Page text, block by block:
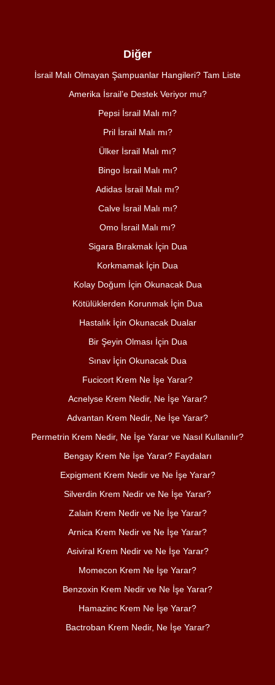
Diğer
İsrail Malı Olmayan Şampuanlar Hangileri? Tam Liste
Amerika İsrail’e Destek Veriyor mu?
Pepsi İsrail Malı mı?
Pril İsrail Malı mı?
Ülker İsrail Malı mı?
Bingo İsrail Malı mı?
Adidas İsrail Malı mı?
Calve İsrail Malı mı?
Omo İsrail Malı mı?
Sigara Bırakmak İçin Dua
Korkmamak İçin Dua
Kolay Doğum İçin Okunacak Dua
Kötülüklerden Korunmak İçin Dua
Hastalık İçin Okunacak Dualar
Bir Şeyin Olması İçin Dua
Sınav İçin Okunacak Dua
Fucicort Krem Ne İşe Yarar?
Acnelyse Krem Nedir, Ne İşe Yarar?
Advantan Krem Nedir, Ne İşe Yarar?
Permetrin Krem Nedir, Ne İşe Yarar ve Nasıl Kullanılır?
Bengay Krem Ne İşe Yarar? Faydaları
Expigment Krem Nedir ve Ne İşe Yarar?
Silverdin Krem Nedir ve Ne İşe Yarar?
Zalain Krem Nedir ve Ne İşe Yarar?
Arnica Krem Nedir ve Ne İşe Yarar?
Asiviral Krem Nedir ve Ne İşe Yarar?
Momecon Krem Ne İşe Yarar?
Benzoxin Krem Nedir ve Ne İşe Yarar?
Hamazinc Krem Ne İşe Yarar?
Bactroban Krem Nedir, Ne İşe Yarar?